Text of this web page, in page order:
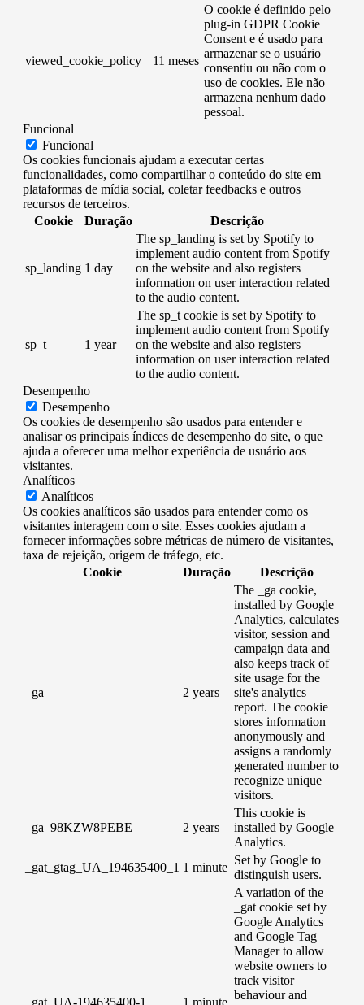
viewed_cookie_policy 11 meses
O cookie é definido pelo
plug-in GDPR Cookie
Consent e é usado para
armazenar se o usuário
consentiu ou não com o
uso de cookies. Ele não
armazena nenhum dado
pessoal.
Funcional
Funcional
Os cookies funcionais ajudam a executar certas
funcionalidades, como compartilhar o conteúdo do site em
plataformas de mídia social, coletar feedbacks e outros
recursos de terceiros.
Cookie
Duração Descrição
sp_landing 1 day
The sp_landing is set by Spotify to
implement audio content from Spotify
on the website and also registers
information on user interaction related
to the audio content.
sp_t 1 year
The sp_t cookie is set by Spotify to
implement audio content from Spotify
on the website and also registers
information on user interaction related
to the audio content.
Desempenho
Desempenho
Os cookies de desempenho são usados ​​para entender e
analisar os principais índices de desempenho do site, o que
ajuda a oferecer uma melhor experiência de usuário aos
visitantes.
Analíticos
Analíticos
Os cookies analíticos são usados ​​para entender como os
visitantes interagem com o site. Esses cookies ajudam a
fornecer informações sobre métricas de número de visitantes,
taxa de rejeição, origem de tráfego, etc.
Cookie
Duração Descrição
_ga 2 years
The _ga cookie,
installed by Google
Analytics, calculates
visitor, session and
campaign data and
also keeps track of
site usage for the
site's analytics
report. The cookie
stores information
anonymously and
assigns a randomly
generated number to
recognize unique
visitors.
_ga_98KZW8PEBE 2 years
This cookie is
installed by Google
Analytics.
_gat_gtag_UA_194635400_1 1 minute
Set by Google to
distinguish users.
A variation of the
_gat cookie set by
Google Analytics
and Google Tag
Manager to allow
website owners to
track visitor
behaviour and